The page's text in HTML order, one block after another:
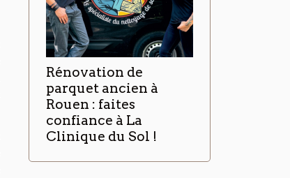
Rénovation de
parquet ancien à
Rouen : faites
confiance à La
Clinique du Sol !